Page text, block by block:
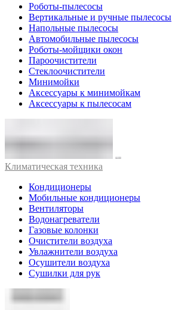
Роботы-пылесосы
Вертикальные и ручные пылесосы
Напольные пылесосы
Автомобильные пылесосы
Роботы-мойщики окон
Пароочистители
Стеклоочистители
Минимойки
Аксессуары к минимойкам
Аксессуары к пылесосам
Климатическая техника
Кондиционеры
Мобильные кондиционеры
Вентиляторы
Водонагреватели
Газовые колонки
Очистители воздуха
Увлажнители воздуха
Осушители воздуха
Сушилки для рук